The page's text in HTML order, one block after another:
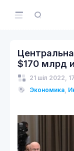
$170 млрд
21 шіл 2022,
Экономика,